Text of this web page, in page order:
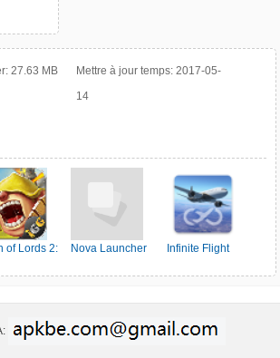
27.63 MB Mettre à jour temps: 2017-05-
14
of Lords 2:
Nova Launcher
Infinite Flight